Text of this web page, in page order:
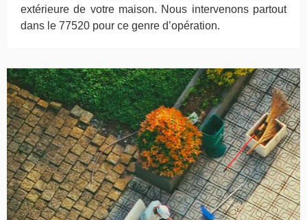
extérieure de votre maison. Nous intervenons partout
dans le 77520 pour ce genre d’opération.